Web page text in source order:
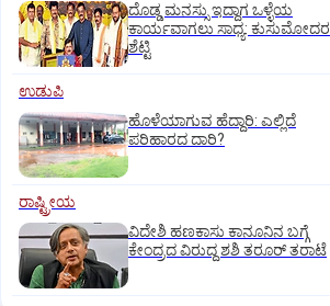
ದೊಡ್ಡ ಮನಸ್ಸು ಇದ್ದಾಗ ಒಳ್ಳೆಯ
ಕಾರ್ಯವಾಗಲು ಸಾಧ್ಯ: ಕುಸುಮೋದರ
ಶೆಟ್ಟಿ
ಉಡುಪಿ
ಹೊಳೆಯಾಗುವ ಹೆದ್ದಾರಿ: ಎಲ್ಲಿದೆ
ಪರಿಹಾರದ ದಾರಿ?
ರಾಷ್ಟ್ರೀಯ
ವಿದೇಶಿ ಹಣಕಾಸು ಕಾನೂನಿನ ಬಗ್ಗೆ
ಕೇಂದ್ರದ ವಿರುದ್ದ ಶಶಿ ತರೂರ್ ತರಾಟೆ